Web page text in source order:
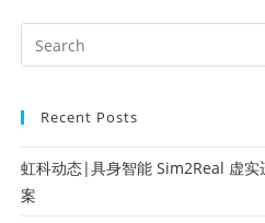
Recent Posts
虹科动态|具身智能 Sim2Real 虚实
案